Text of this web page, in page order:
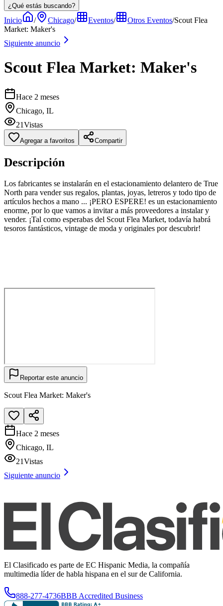
¿Qué estás buscando?
Inicio / Chicago/ Eventos/ Otros Eventos/Scout Flea
Market: Maker's
Siguiente anuncio
Scout Flea Market: Maker's
Hace 2 meses
Chicago, IL
21Vistas
Agregar a favoritos Compartir
Descripción
Los fabricantes se instalarán en el estacionamiento delantero de True
North para vender sus regalos, plantas, joyas, letreros y todo tipo de
artículos hechos a mano ... ¡PERO ESPERE! es un estacionamiento
enorme, por lo que vamos a invitar a más proveedores a instalar y
vender. ¡Tal como esperabas del Scout Flea Market, todavía habrá
tesoros fantásticos, vintage de moda y originales por descubrir!
Reportar este anuncio
Scout Flea Market: Maker's
Hace 2 meses
Chicago, IL
21Vistas
Siguiente anuncio
El Clasificado es parte de EC Hispanic Media, la compañía
multimedia líder de habla hispana en el sur de California.
888-277-4736BBB Accredited Business